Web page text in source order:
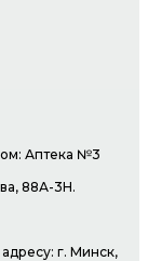
Аптека №3
88А-3Н.
г. Минск,